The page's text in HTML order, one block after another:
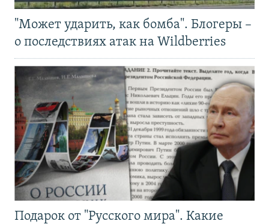
"Может ударить, как бомба". Блогеры –
о последствиях атак на Wildberries
Подарок от "Русского мира". Какие